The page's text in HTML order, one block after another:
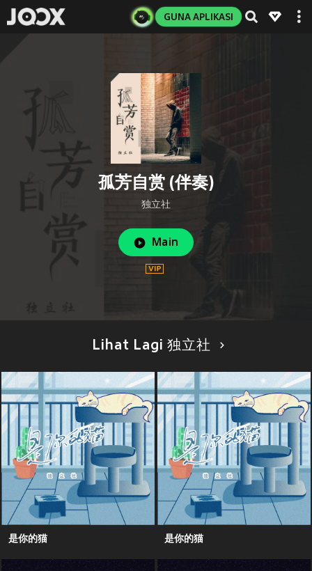
GUNA APLIKASI
孤芳自赏 (伴奏)
独立社
Main
Lihat Lagi 独立社
是你的猫 是你的猫